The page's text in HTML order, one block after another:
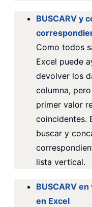
BUSCARV y
Como todos
Excel puede
devolver los
columna,
primer valor
coincidentes.
buscar y
lista vertical.
BUSCARV
en Excel